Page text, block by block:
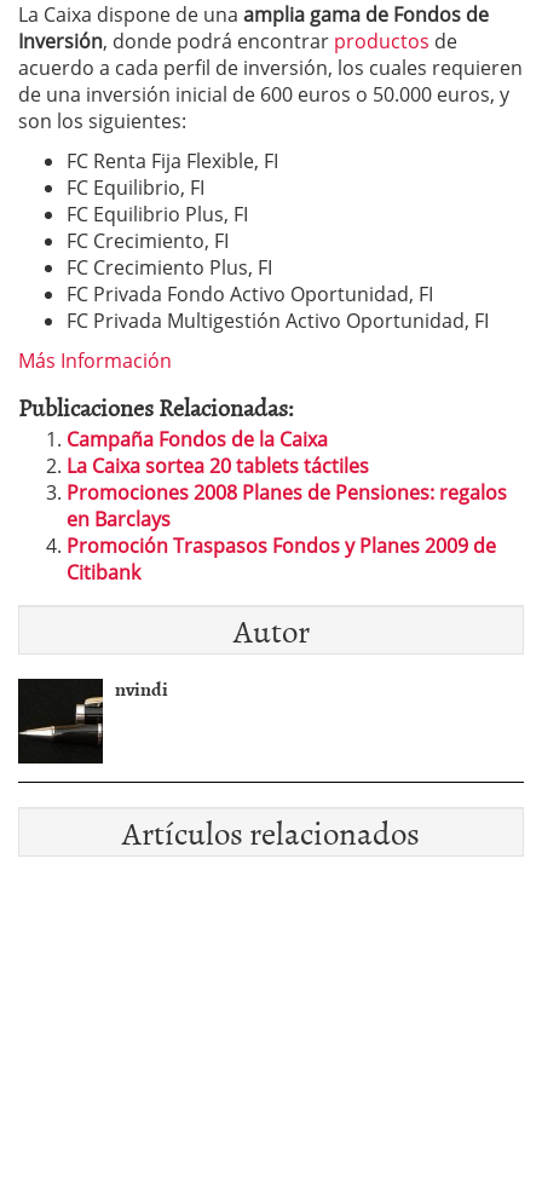
La Caixa dispone de una amplia gama de Fondos de
Inversión, donde podrá encontrar productos de
acuerdo a cada perfil de inversión, los cuales requieren
de una inversión inicial de 600 euros o 50.000 euros, y
son los siguientes:
FC Renta Fija Flexible, FI
FC Equilibrio, FI
FC Equilibrio Plus, FI
FC Crecimiento, FI
FC Crecimiento Plus, FI
FC Privada Fondo Activo Oportunidad, FI
FC Privada Multigestión Activo Oportunidad, FI
Más Información
Publicaciones Relacionadas:
Campaña Fondos de la Caixa
La Caixa sortea 20 tablets táctiles
Promociones 2008 Planes de Pensiones: regalos
en Barclays
Promoción Traspasos Fondos y Planes 2009 de
Citibank
Autor
nvindi
Artículos relacionados